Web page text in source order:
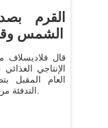
القرم
الشمس
قال فلاديسلاف
الإنتاجي
العام المقبل
التدفئة من قشر بذور دوار الشمس إلى سوريا.